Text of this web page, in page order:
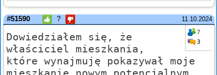
11.10.2024
#51590 ?
7
3
Dowiedziałem się, że
właściciel mieszkania,
które wynajmuję pokazywał moje